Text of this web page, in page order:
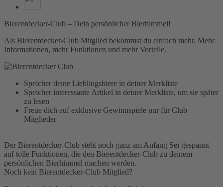
Bierentdecker-Club – Dein persönlicher Bierhimmel!
Als Bierentdecker-Club Mitglied bekommst du einfach mehr. Mehr
Informationen, mehr Funktionen und mehr Vorteile.
Speicher deine Lieblingsbiere in deiner Merkliste
Speicher interessante Artikel in deiner Merkliste, um sie später
zu lesen
Freue dich auf exklusive Gewinnspiele nur für Club
Mitglieder
Der Bierentdecker-Club steht noch ganz am Anfang Sei gespannt
auf tolle Funktionen, die den Bierentdecker-Club zu deinem
persönlichen Bierhimmel machen werden.
Noch kein Bierentdecker-Club Mitglied?